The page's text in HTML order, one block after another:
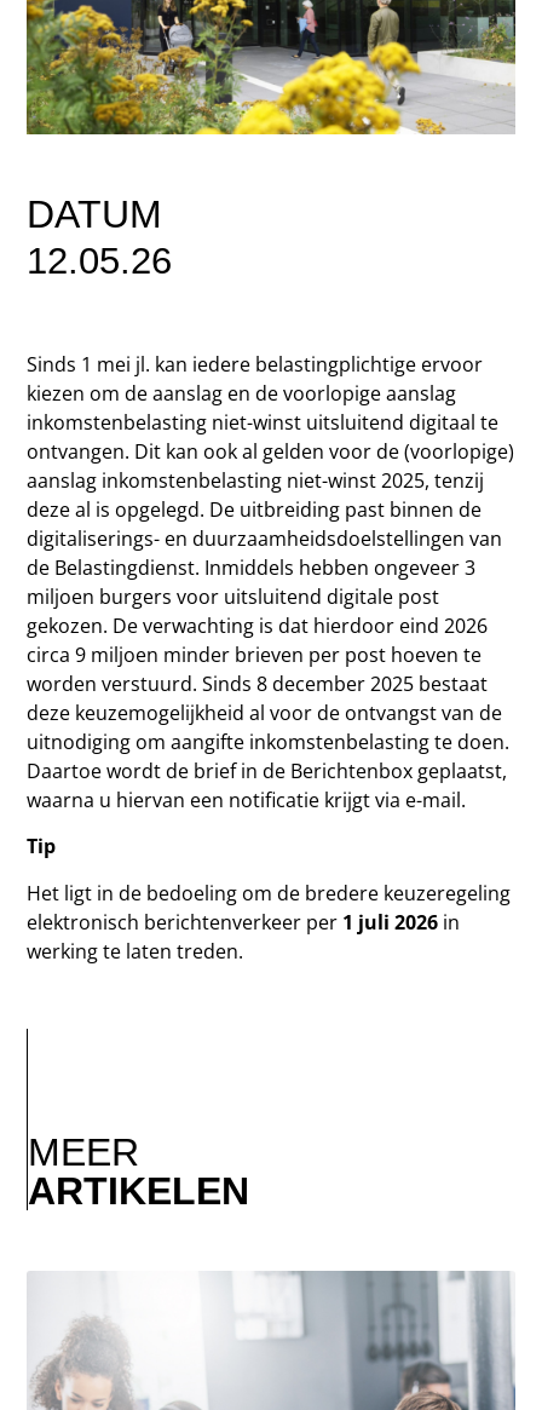
DATUM
12.05.26
Sinds 1 mei jl. kan iedere belastingplichtige ervoor
kiezen om de aanslag en de voorlopige aanslag
inkomstenbelasting niet-winst uitsluitend digitaal te
ontvangen. Dit kan ook al gelden voor de (voorlopige)
aanslag inkomstenbelasting niet-winst 2025, tenzij
deze al is opgelegd. De uitbreiding past binnen de
digitaliserings- en duurzaamheidsdoelstellingen van
de Belastingdienst. Inmiddels hebben ongeveer 3
miljoen burgers voor uitsluitend digitale post
gekozen. De verwachting is dat hierdoor eind 2026
circa 9 miljoen minder brieven per post hoeven te
worden verstuurd. Sinds 8 december 2025 bestaat
deze keuzemogelijkheid al voor de ontvangst van de
uitnodiging om aangifte inkomstenbelasting te doen.
Daartoe wordt de brief in de Berichtenbox geplaatst,
waarna u hiervan een notificatie krijgt via e-mail.
Tip
Het ligt in de bedoeling om de bredere keuzeregeling
elektronisch berichtenverkeer per 1 juli 2026 in
werking te laten treden.
MEER
ARTIKELEN